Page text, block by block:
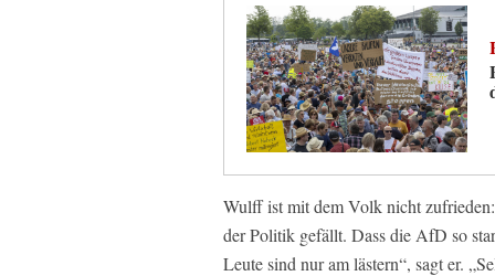
Wulff ist mit dem Volk nicht
der Politik gefällt. Dass die AfD so
Leute sind nur am lästern“, sagt er.